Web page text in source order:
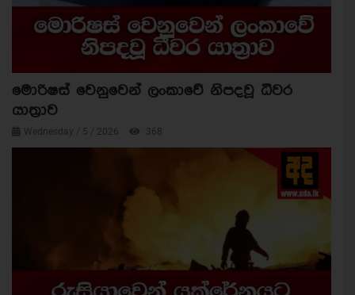
මොරිෂස් වෙනුවෙන් ලංකාවේ නිපදවූ ධීවර
යාත්‍රාව
Wednesday / 5 / 2026 368